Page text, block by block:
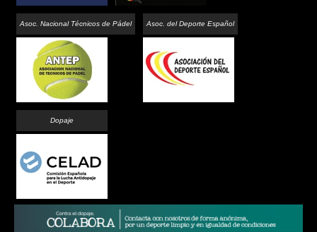
Asoc. Nacional Técnicos de Pádel Asoc. del Deporte Español
Dopaje